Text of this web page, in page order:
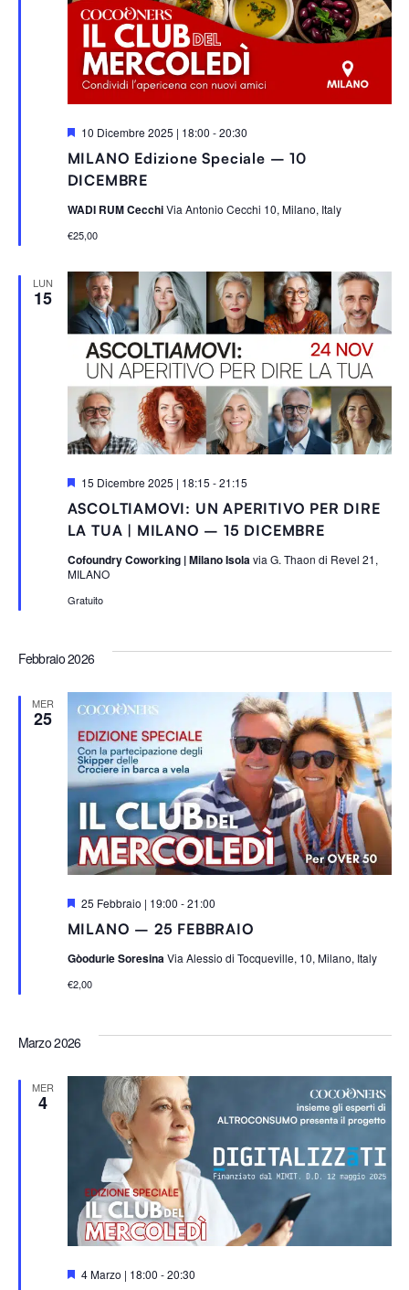
MILANO Edizione Speciale – 10
DICEMBRE
S
g
n
a
l
a
t
10 Dicembre 2025 | 18:00 -20:30
WADI RUM CecchiVia Antonio Cecchi 10, Milano, Italy
€25,00
LUN
15
ASCOLTIAMOVI: UN APERITIVO PER DIRE
LA TUA | MILANO – 15 DICEMBRE
S
g
n
a
l
a
t
i
15 Dicembre 2025 | 18:15 -21:15
Cofoundry Coworking | Milano Isolavia G. Thaon di Revel 21,
MILANO
Gratuito
Febbraio 2026
MER
25
MILANO – 25 FEBBRAIO
S
g
a
a
25 Febbraio | 19:00 -21:00
Gòodurie SoresinaVia Alessio di Tocqueville, 10, Milano, Italy
€2,00
Marzo 2026
MER
4
S
4 Marzo | 18:00 -20:30